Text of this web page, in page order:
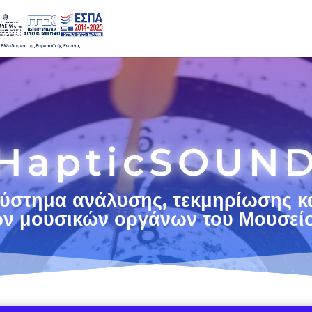
ανάλυσης, τεκμηρίωσης
μουσικών οργάνων του